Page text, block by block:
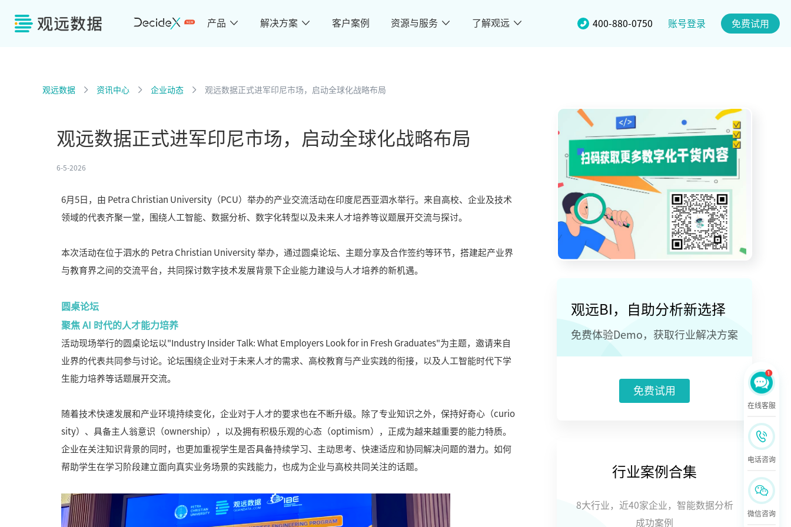
产品 解决方案 客户案例 资源与服务 了解观远 400-880-0750 账号登录 免费试用
观远数据 资讯中心 企业动态 观远数据正式进军印尼市场，启动全球化战略布局
观远数据正式进军印尼市场，启动全球化战略布局
6-5-2026
6月5日，由 Petra Christian University（PCU）举办的产业交流活动在印度尼西亚泗水举行。来自高校、企业及技术
领域的代表齐聚一堂，围绕人工智能、数据分析、数字化转型以及未来人才培养等议题展开交流与探讨。
本次活动在位于泗水的 Petra Christian University 举办，通过圆桌论坛、主题分享及合作签约等环节，搭建起产业界
与教育界之间的交流平台，共同探讨数字技术发展背景下企业能力建设与人才培养的新机遇。
圆桌论坛
聚焦 AI 时代的人才能力培养
活动现场举行的圆桌论坛以"Industry Insider Talk: What Employers Look for in Fresh Graduates"为主题，邀请来自
业界的代表共同参与讨论。论坛围绕企业对于未来人才的需求、高校教育与产业实践的衔接，以及人工智能时代下学
生能力培养等话题展开交流。
随着技术快速发展和产业环境持续变化，企业对于人才的要求也在不断升级。除了专业知识之外，保持好奇心（curio
sity）、具备主人翁意识（ownership），以及拥有积极乐观的心态（optimism），正成为越来越重要的能力特质。
企业在关注知识背景的同时，也更加重视学生是否具备持续学习、主动思考、快速适应和协同解决问题的潜力。如何
帮助学生在学习阶段建立面向真实业务场景的实践能力，也成为企业与高校共同关注的话题。
观远BI，自助分析新选择
免费体验Demo，获取行业解决方案
免费试用
行业案例合集
8大行业，近40家企业，智能数据分析
成功案例
在线客服
电话咨询
微信咨询